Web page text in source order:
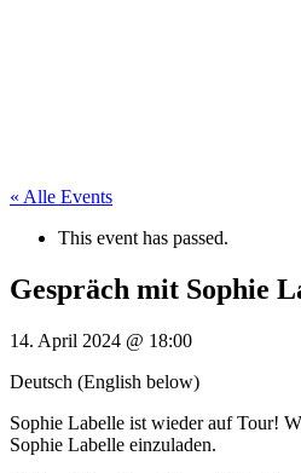
« Alle Events
This event has passed.
Gespräch mit Sophie
14. April 2024 @ 18:00
Deutsch (English below)
Sophie Labelle ist wieder auf Tour!
Sophie Labelle einzuladen.